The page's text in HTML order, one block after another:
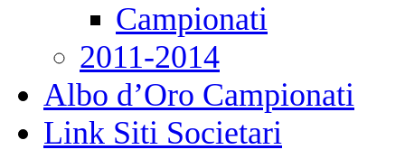
Campionati
2011-2014
Albo d’Oro Campionati
Link Siti Societari